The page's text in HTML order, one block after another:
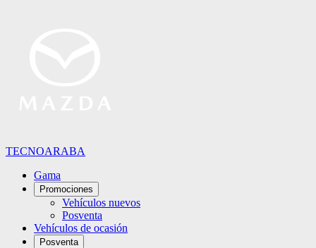
TECNOARABA
Gama
Promociones
Vehículos nuevos
Posventa
Vehículos de ocasión
Posventa